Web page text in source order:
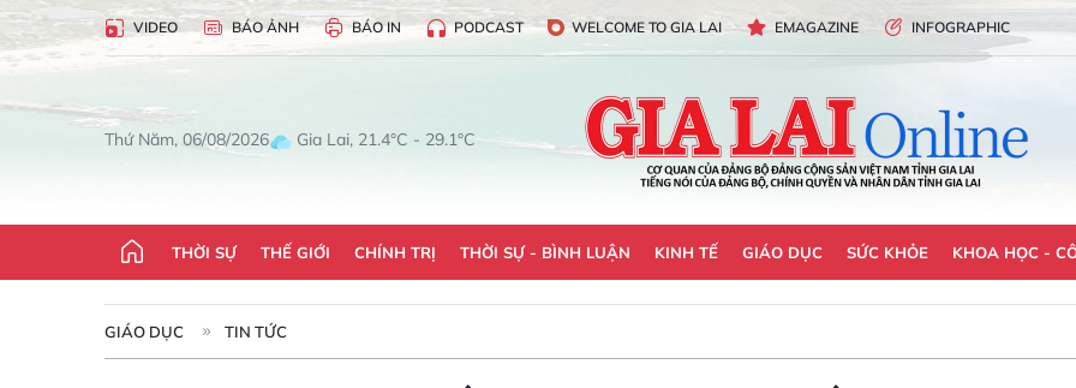
VIDEO BÁO ẢNH BÁO IN PODCAST WELCOME TO GIA LAI EMAGAZINE INFOGRAPHIC
Thứ Năm, 06/08/2026 Gia Lai, 21.4°C - 29.1°C
THỜI SỰ THẾ GIỚI CHÍNH TRỊ THỜI SỰ - BÌNH LUẬN KINH TẾ GIÁO DỤC SỨC KHỎE KHOA HỌC -
GIÁO DỤC TIN TỨC